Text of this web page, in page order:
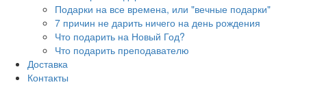
Подарки на все времена, или "вечные подарки"
7 причин не дарить ничего на день рождения
Что подарить на Новый Год?
Что подарить преподавателю
Доставка
Контакты